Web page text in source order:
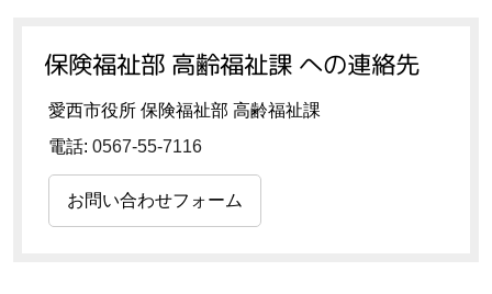
保険福祉部 高齢福祉課 への連絡先
愛西市役所 保険福祉部 高齢福祉課
電話: 0567-55-7116
お問い合わせフォーム